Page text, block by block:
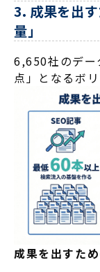
3. 成果を出
量」
6,650社のデー
点」となるボ
成果を出すた